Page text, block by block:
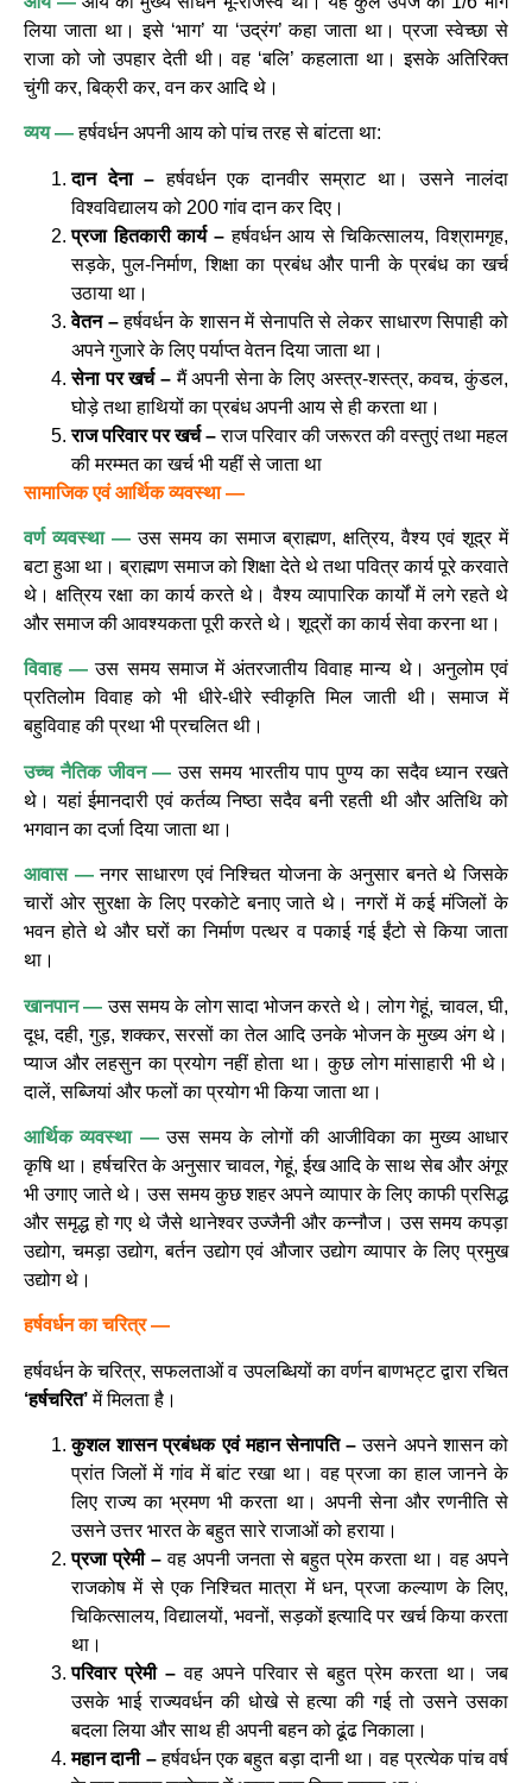
लिया जाता था। इसे ‘भाग’ या ‘उद्रंग’ कहा जाता था। प्रजा स्वेच्छा से
राजा को जो उपहार देती थी। वह ‘बलि’ कहलाता था। इसके अतिरिक्त
चुंगी कर, बिक्री कर, वन कर आदि थे।
व्यय —हर्षवर्धन अपनी आय को पांच तरह से बांटता था:
दान देना – हर्षवर्धन एक दानवीर सम्राट था। उसने नालंदा
विश्वविद्यालय को 200 गांव दान कर दिए।
प्रजा हितकारी कार्य –हर्षवर्धन आय से चिकित्सालय, विश्रामगृह,
सड़के, पुल-निर्माण, शिक्षा का प्रबंध और पानी के प्रबंध का खर्च
उठाया था।
वेतन –हर्षवर्धन के शासन में सेनापति से लेकर साधारण सिपाही को
अपने गुजारे के लिए पर्याप्त वेतन दिया जाता था।
सेना पर खर्च –मैं अपनी सेना के लिए अस्त्र-शस्त्र, कवच, कुंडल,
घोड़े तथा हाथियों का प्रबंध अपनी आय से ही करता था।
राज परिवार पर खर्च –राज परिवार की जरूरत की वस्तुएं तथा महल
की मरम्मत का खर्च भी यहीं से जाता था
सामाजिक एवं आर्थिक व्यवस्था —
वर्ण व्यवस्था — उस समय का समाज ब्राह्मण, क्षत्रिय, वैश्य एवं शूद्र में
बटा हुआ था। ब्राह्मण समाज को शिक्षा देते थे तथा पवित्र कार्य पूरे करवाते
थे। क्षत्रिय रक्षा का कार्य करते थे। वैश्य व्यापारिक कार्यों में लगे रहते थे
और समाज की आवश्यकता पूरी करते थे। शूद्रों का कार्य सेवा करना था।
विवाह — उस समय समाज में अंतरजातीय विवाह मान्य थे। अनुलोम एवं
प्रतिलोम विवाह को भी धीरे-धीरे स्वीकृति मिल जाती थी। समाज में
बहुविवाह की प्रथा भी प्रचलित थी।
उच्च नैतिक जीवन — उस समय भारतीय पाप पुण्य का सदैव ध्यान रखते
थे। यहां ईमानदारी एवं कर्तव्य निष्ठा सदैव बनी रहती थी और अतिथि को
भगवान का दर्जा दिया जाता था।
आवास —नगर साधारण एवं निश्चित योजना के अनुसार बनते थे जिसके
चारों ओर सुरक्षा के लिए परकोटे बनाए जाते थे। नगरों में कई मंजिलों के
भवन होते थे और घरों का निर्माण पत्थर व पकाई गई ईंटो से किया जाता
था।
खानपान — उस समय के लोग सादा भोजन करते थे। लोग गेहूं, चावल, घी,
दूध, दही, गुड़, शक्कर, सरसों का तेल आदि उनके भोजन के मुख्य अंग थे।
प्याज और लहसुन का प्रयोग नहीं होता था। कुछ लोग मांसाहारी भी थे।
दालें, सब्जियां और फलों का प्रयोग भी किया जाता था।
आर्थिक व्यवस्था —उस समय के लोगों की आजीविका का मुख्य आधार
कृषि था। हर्षचरित के अनुसार चावल, गेहूं, ईख आदि के साथ सेब और अंगूर
भी उगाए जाते थे। उस समय कुछ शहर अपने व्यापार के लिए काफी प्रसिद्ध
और समृद्ध हो गए थे जैसे थानेश्वर उज्जैनी और कन्नौज। उस समय कपड़ा
उद्योग, चमड़ा उद्योग, बर्तन उद्योग एवं औजार उद्योग व्यापार के लिए प्रमुख
उद्योग थे।
हर्षवर्धन का चरित्र —
हर्षवर्धन के चरित्र, सफलताओं व उपलब्धियों का वर्णन बाणभट्ट द्वारा रचित
‘हर्षचरित’में मिलता है।
कुशल शासन प्रबंधक एवं महान सेनापति – उसने अपने शासन को
प्रांत जिलों में गांव में बांट रखा था। वह प्रजा का हाल जानने के
लिए राज्य का भ्रमण भी करता था। अपनी सेना और रणनीति से
उसने उत्तर भारत के बहुत सारे राजाओं को हराया।
प्रजा प्रेमी – वह अपनी जनता से बहुत प्रेम करता था। वह अपने
राजकोष में से एक निश्चित मात्रा में धन, प्रजा कल्याण के लिए,
चिकित्सालय, विद्यालयों, भवनों, सड़कों इत्यादि पर खर्च किया करता
था।
परिवार प्रेमी –वह अपने परिवार से बहुत प्रेम करता था। जब
उसके भाई राज्यवर्धन की धोखे से हत्या की गई तो उसने उसका
बदला लिया और साथ ही अपनी बहन को ढूंढ निकाला।
महान दानी –हर्षवर्धन एक बहुत बड़ा दानी था। वह प्रत्येक पांच वर्ष